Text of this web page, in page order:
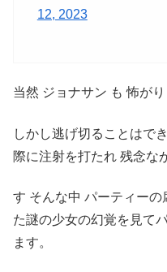
12, 2023
当然 ジョナサン も 怖が
しかし逃げ切ることはで
際に注射を打たれ 残念な
す そんな中 パーティー
た謎の少女の幻覚を見て
ます。